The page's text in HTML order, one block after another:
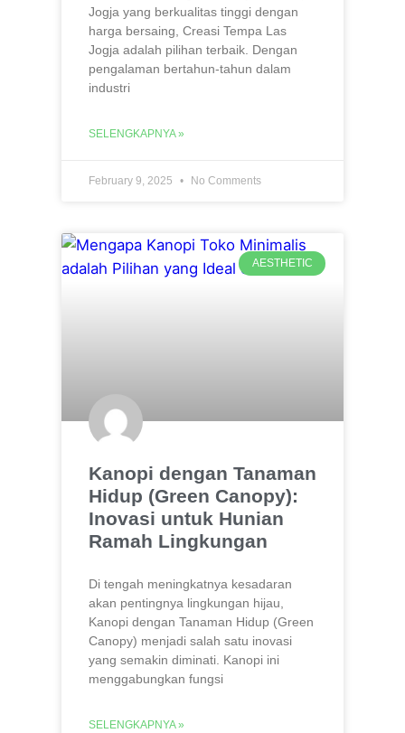
Jogja yang berkualitas tinggi dengan
harga bersaing, Creasi Tempa Las
Jogja adalah pilihan terbaik. Dengan
pengalaman bertahun-tahun dalam
industri
SELENGKAPNYA »
February 9, 2025 No Comments
AESTHETIC
Kanopi dengan Tanaman
Hidup (Green Canopy):
Inovasi untuk Hunian
Ramah Lingkungan
Di tengah meningkatnya kesadaran
akan pentingnya lingkungan hijau,
Kanopi dengan Tanaman Hidup (Green
Canopy) menjadi salah satu inovasi
yang semakin diminati. Kanopi ini
menggabungkan fungsi
SELENGKAPNYA »